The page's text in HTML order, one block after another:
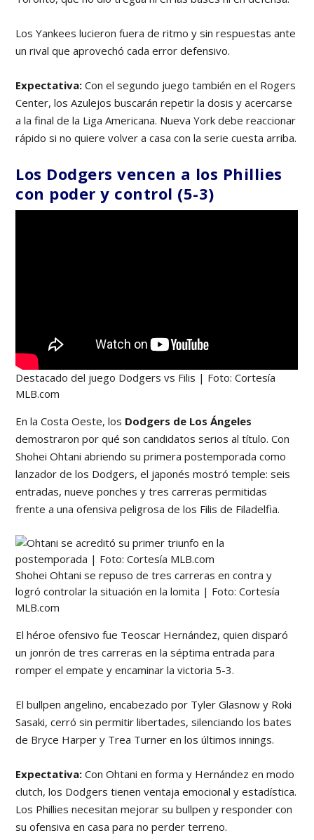
Los Yankees lucieron fuera de ritmo y sin respuestas ante
un rival que aprovechó cada error defensivo.
Expectativa: Con el segundo juego también en el Rogers
Center, los Azulejos buscarán repetir la dosis y acercarse
a la final de la Liga Americana. Nueva York debe reaccionar
rápido si no quiere volver a casa con la serie cuesta arriba.
Los Dodgers vencen a los Phillies
con poder y control (5-3)
Destacado del juego Dodgers vs Filis | Foto: Cortesía
MLB.com
En la Costa Oeste, los Dodgers de Los Ángeles
demostraron por qué son candidatos serios al título. Con
Shohei Ohtani abriendo su primera postemporada como
lanzador de los Dodgers, el japonés mostró temple: seis
entradas, nueve ponches y tres carreras permitidas
frente a una ofensiva peligrosa de los Filis de Filadelfia.
Shohei Ohtani se repuso de tres carreras en contra y
logró controlar la situación en la lomita | Foto: Cortesía
MLB.com
El héroe ofensivo fue Teoscar Hernández, quien disparó
un jonrón de tres carreras en la séptima entrada para
romper el empate y encaminar la victoria 5-3.
El bullpen angelino, encabezado por Tyler Glasnow y Roki
Sasaki, cerró sin permitir libertades, silenciando los bates
de Bryce Harper y Trea Turner en los últimos innings.
Expectativa: Con Ohtani en forma y Hernández en modo
clutch, los Dodgers tienen ventaja emocional y estadística.
Los Phillies necesitan mejorar su bullpen y responder con
su ofensiva en casa para no perder terreno.